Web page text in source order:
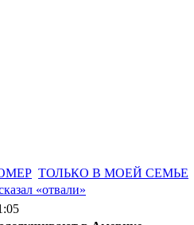
ТОЛЬКО В МОЕЙ СЕМЬЕ
«отвали»